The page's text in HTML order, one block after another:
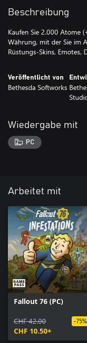
Beschreibung
Kaufen Sie 2.000 Atome
Währung, mit der Sie im
Rüstungs-Skins,
Veröffentlicht von
Bethesda Softworks
Wiedergabe mit
PC
Arbeitet mit
Fallout 76 (PC)
CHF 42.00
CHF 10.50+
-75%